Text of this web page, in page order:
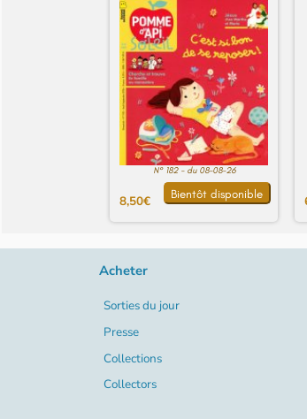
N° 182 - du 08-08-26
8,50€ Bientôt disponible
Acheter
Sorties du jour
Presse
Collections
Collectors